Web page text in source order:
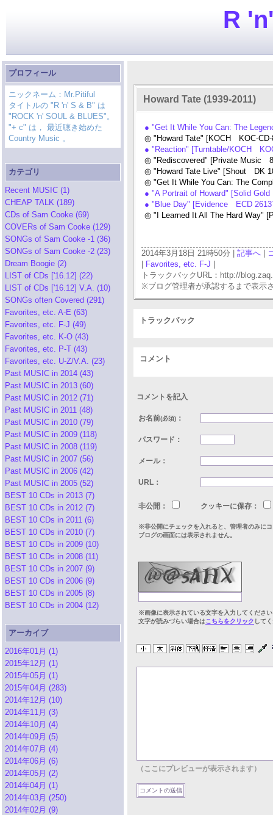
R
プロフィール
ニックネーム：Mr.Pitiful
タイトルの "R 'n' S & B" は
"ROCK 'n' SOUL & BLUES"。
"+ c" は， 最近聴き始めた
Country Music 。
カテゴリ
Recent MUSIC (1)
CHEAP TALK (189)
CDs of Sam Cooke (69)
COVERs of Sam Cooke (129)
SONGs of Sam Cooke -1 (36)
SONGs of Sam Cooke -2 (23)
Dream Boogie (2)
LIST of CDs ['16.12] (22)
LIST of CDs ['16.12] V.A. (10)
SONGs often Covered (291)
Favorites, etc. A-E (63)
Favorites, etc. F-J (49)
Favorites, etc. K-O (43)
Favorites, etc. P-T (43)
Favorites, etc. U-Z/V.A. (23)
Past MUSIC in 2014 (43)
Past MUSIC in 2013 (60)
Past MUSIC in 2012 (71)
Past MUSIC in 2011 (48)
Past MUSIC in 2010 (79)
Past MUSIC in 2009 (118)
Past MUSIC in 2008 (119)
Past MUSIC in 2007 (56)
Past MUSIC in 2006 (42)
Past MUSIC in 2005 (52)
BEST 10 CDs in 2013 (7)
BEST 10 CDs in 2012 (7)
BEST 10 CDs in 2011 (6)
BEST 10 CDs in 2010 (7)
BEST 10 CDs in 2009 (10)
BEST 10 CDs in 2008 (11)
BEST 10 CDs in 2007 (9)
BEST 10 CDs in 2006 (9)
BEST 10 CDs in 2005 (8)
BEST 10 CDs in 2004 (12)
アーカイブ
2016年01月 (1)
2015年12月 (1)
2015年05月 (1)
2015年04月 (283)
2014年12月 (10)
2014年11月 (3)
2014年10月 (4)
2014年09月 (5)
2014年07月 (4)
2014年06月 (6)
2014年05月 (2)
2014年04月 (1)
2014年03月 (250)
2014年02月 (9)
Howard Tate (1939-2011)
● "Get It While You Can: The
◎ "Howard Tate" [KOCH KOC-CD-
● "Reaction" [Turntable/KOCH
◎ "Rediscovered" [Private Music
◎ "Howard Tate Live" [Shout DK
◎ "Get It While You Can: The
● "A Portrait of Howard" [Solid
● "Blue Day" [Evidence ECD
◎ "I Learned It All The Hard Way"
2014年3月18日 21時50分 | 記事へ
Favorites, etc. F-J
トラックバックURL：http://
※ブログ管理者が承認するまで表示
トラックバック
コメント
コメントを記入
お名前(必須) ：
パスワード：
メール：
URL：
非公開： クッキーに保存：
※非公開にチェックを入れると、管理者のみに
ブログの画面には表示されません。
※画像に表示されている文字を入力してくださ
文字が読みづらい場合はこちらをクリック して
（ここにプレビューが表示されます）